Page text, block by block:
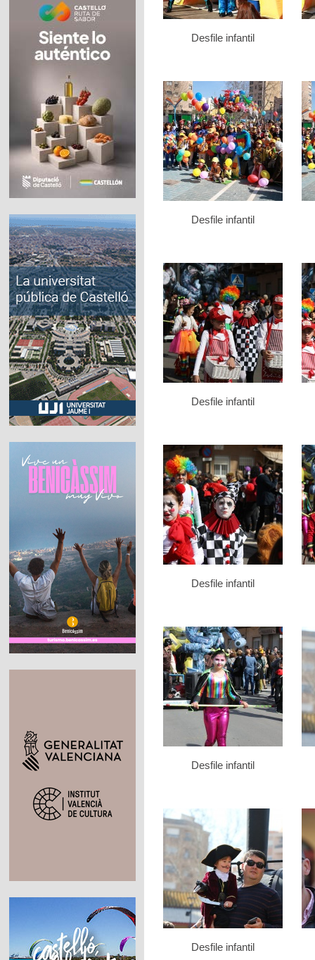
Desfile infantil
Desfile infantil
Desfile infantil
Desfile infantil
Desfile infantil
Desfile infantil